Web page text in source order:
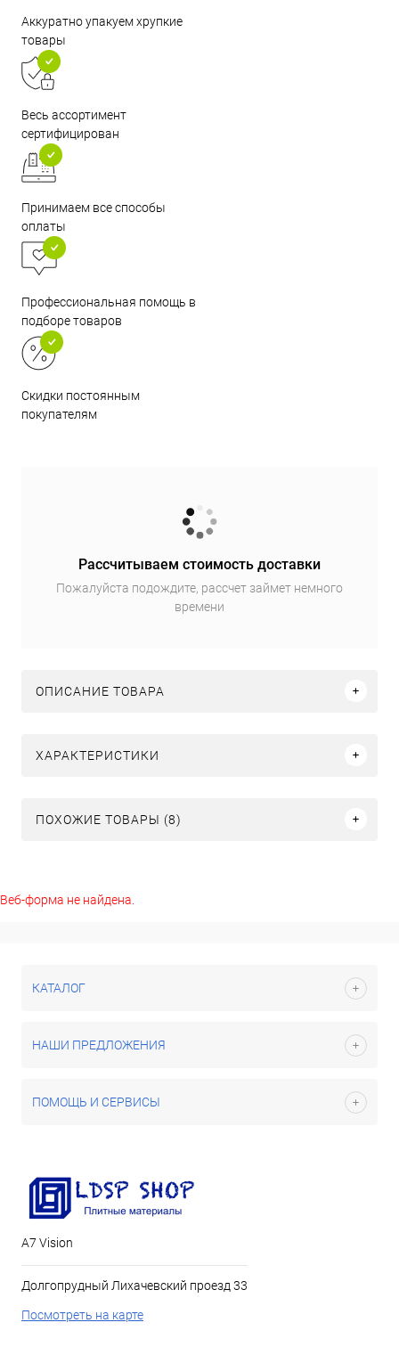
Аккуратно упакуем хрупкие
товары
Весь ассортимент
сертифицирован
Принимаем все способы
оплаты
Профессиональная помощь в
подборе товаров
Скидки постоянным
покупателям
Рассчитываем стоимость доставки
Пожалуйста подождите, рассчет займет немного
времени
ОПИСАНИЕ ТОВАРА
ХАРАКТЕРИСТИКИ
ПОХОЖИЕ ТОВАРЫ (8)
Веб-форма не найдена.
КАТАЛОГ
НАШИ ПРЕДЛОЖЕНИЯ
ПОМОЩЬ И СЕРВИСЫ
А7 Vision
Долгопрудный Лихачевский проезд 33
Посмотреть на карте